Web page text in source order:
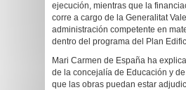
ejecución, mientras que la
corre a cargo de la Generalitat
administración competente en
dentro del programa del Plan
Mari Carmen de España ha
de la concejalía de Educación y
que las obras puedan estar